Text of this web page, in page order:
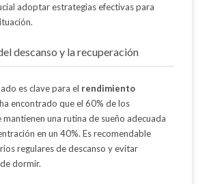
adoptar estrategias efectivas para
descanso y la recuperación
es clave para el rendimiento
encontrado que el 60% de los
una rutina de sueño adecuada
en un 40%. Es recomendable
regulares de descanso y evitar
dormir.